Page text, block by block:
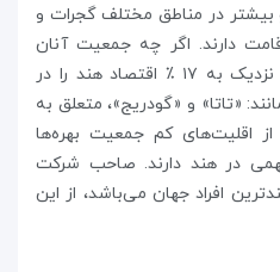
بیشتر در مناطق مختلف گجرات و
دارند. اگر چه جمعیت آنان
کمتر از۲۰۰ هزار نفر است، اما نزدیک به ۱۷ ٪ اقتصاد هند را در
«تاتا» و «گودریج»، متعلق به
اقلیت‌های کم جمعیت بهره‌ها
در هند دارند. صاحب شرکت
افراد جهان می‌باشد، از این